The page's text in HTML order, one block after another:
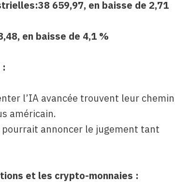
:38 659,97, en baisse de 2,71
en baisse de 4,1 %
l’IA avancée trouvent leur chemin
américain.
annoncer le jugement tant
et les crypto-monnaies :